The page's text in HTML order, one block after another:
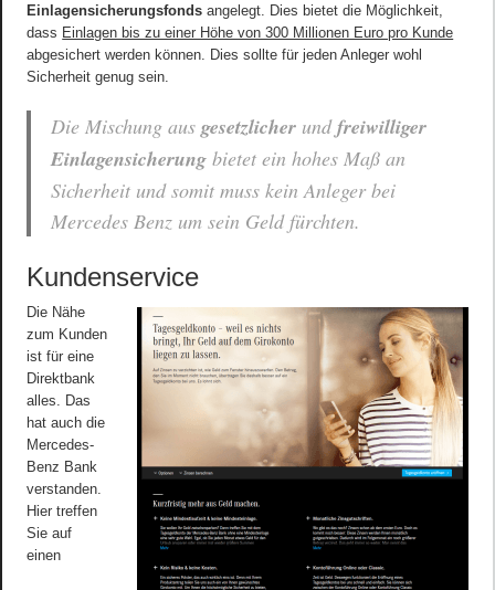
Einlagensicherungsfonds angelegt. Dies bietet die Möglichkeit,
dass Einlagen bis zu einer Höhe von 300 Millionen Euro pro Kunde
abgesichert werden können. Dies sollte für jeden Anleger wohl
Sicherheit genug sein.
Die Mischung ausgesetzlicher undfreiwilliger
Einlagensicherung bietet ein hohes Maß an
Sicherheit und somit muss kein Anleger bei
Mercedes Benz um sein Geld fürchten.
Kundenservice
Die Nähe
zum Kunden
ist für eine
Direktbank
alles. Das
hat auch die
Mercedes-
Benz Bank
verstanden.
Hier treffen
Sie auf
einen